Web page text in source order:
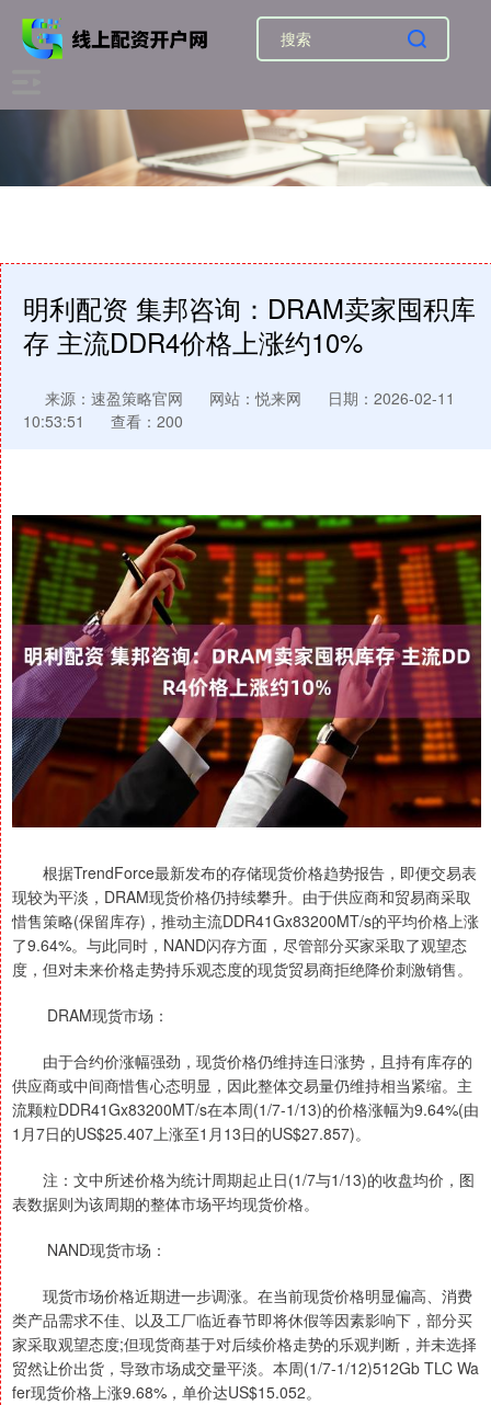
明利配资 集邦咨询：DRAM卖家囤积库
存 主流DDR4价格上涨约10%
来源：速盈策略官网 网站：悦来网
日期：2026-02-11
10:53:51
查看：200
根据TrendForce最新发布的存储现货价格趋势报告，即便交易表
现较为平淡，DRAM现货价格仍持续攀升。由于供应商和贸易商采取
惜售策略(保留库存)，推动主流DDR41Gx83200MT/s的平均价格上涨
了9.64%。与此同时，NAND闪存方面，尽管部分买家采取了观望态
度，但对未来价格走势持乐观态度的现货贸易商拒绝降价刺激销售。
DRAM现货市场：
由于合约价涨幅强劲，现货价格仍维持连日涨势，且持有库存的
供应商或中间商惜售心态明显，因此整体交易量仍维持相当紧缩。主
流颗粒DDR41Gx83200MT/s在本周(1/7-1/13)的价格涨幅为9.64%(由
1月7日的US$25.407上涨至1月13日的US$27.857)。
注：文中所述价格为统计周期起止日(1/7与1/13)的收盘均价，图
表数据则为该周期的整体市场平均现货价格。
NAND现货市场：
现货市场价格近期进一步调涨。在当前现货价格明显偏高、消费
类产品需求不佳、以及工厂临近春节即将休假等因素影响下，部分买
家采取观望态度;但现货商基于对后续价格走势的乐观判断，并未选择
贸然让价出货，导致市场成交量平淡。本周(1/7-1/12)512Gb TLC Wa
fer现货价格上涨9.68%，单价达US$15.052。